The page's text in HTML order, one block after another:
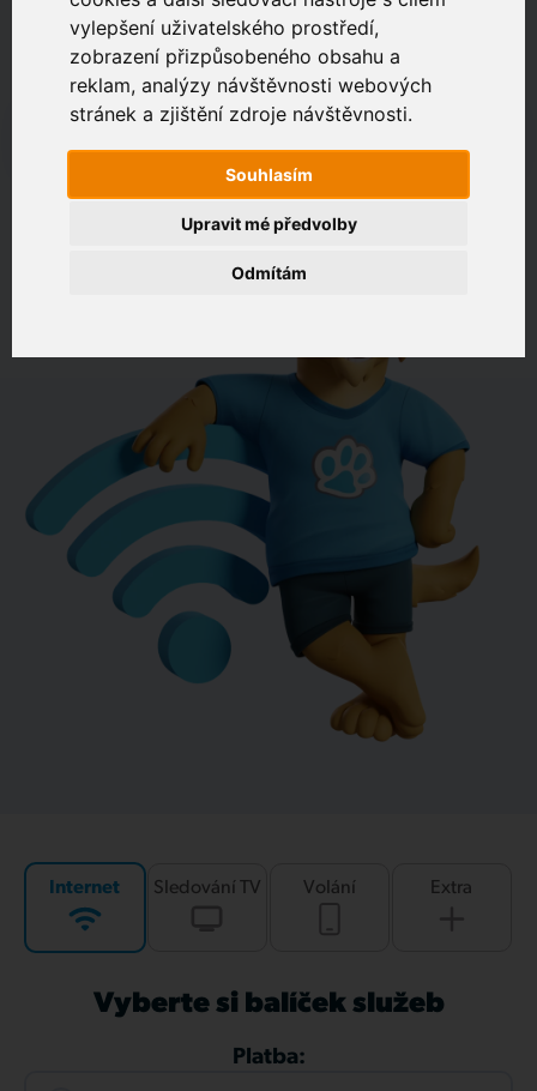
vylepšení uživatelského prostředí,
zobrazení přizpůsobeného obsahu a
reklam, analýzy návštěvnosti webových
stránek a zjištění zdroje návštěvnosti.
Souhlasím
Odmítám
Upravit mé předvolby
Zákaznický portál
Jak rychlé je připojení na vaší adrese?
Internet Sledování TV Volání Extra
Vyberte si balíček služeb
Platba: